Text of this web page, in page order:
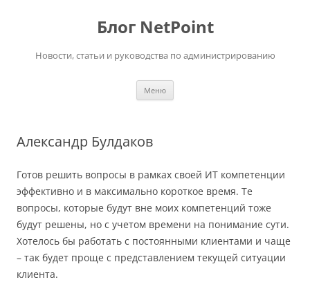
Блог NetPoint
Новости, статьи и руководства по администрированию
Меню
Александр Булдаков
Готов решить вопросы в рамках своей ИТ компетенции
эффективно и в максимально короткое время. Те
вопросы, которые будут вне моих компетенций тоже
будут решены, но с учетом времени на понимание сути.
Хотелось бы работать с постоянными клиентами и чаще
– так будет проще с представлением текущей ситуации
клиента.